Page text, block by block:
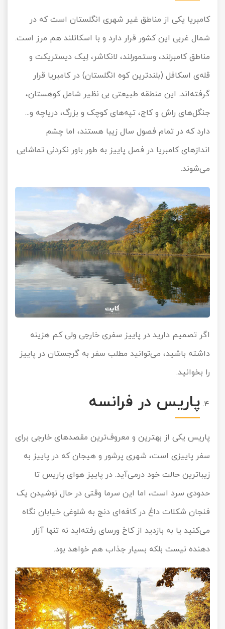
کامبریا یکی از مناطق غیر شهری انگلستان است که در
شمال غربی این کشور قرار دارد و با اسکاتلند هم مرز است.
مناطق کامبرلند، وستمورلند، لانکاشر، لِیک دیستریکت و
قله‌ی اسکافل (بلندترین کوه انگلستان) در کامبریا قرار
گرفته‌اند. این منطقه طبیعتی بی نظیر شامل کوهستان،
جنگل‌های راش و کاج، تپه‌های کوچک و بزرگ، دریاچه و...
دارد که در تمام فصول سال زیبا هستند، اما چشم
اندازهای کامبریا در فصل پاییز به طور باور نکردنی تماشایی
می‌شوند.
اگر تصمیم دارید در پاییز سفری خارجی ولی کم هزینه
داشته باشید، می‌توانید مطلب سفر به گرجستان در پاییز
را بخوانید.
پاریس در فرانسه
پاریس یکی از بهترین و معروف‌ترین مقصدهای خارجی برای
سفر پاییزی است، شهری پرشور و هیجان که در پاییز به
زیباترین حالت خود درمی‌آید. در پاییز هوای پاریس تا
حدودی سرد است، اما این سرما وقتی در حال نوشیدن یک
فنجان شکلات داغ در کافه‌ای دنج به شلوغی خیابان نگاه
می‌کنید یا به بازدید از کاخ ورسای رفته‌اید نه تنها آزار
دهنده نیست بلکه بسیار جذاب هم خواهد بود.